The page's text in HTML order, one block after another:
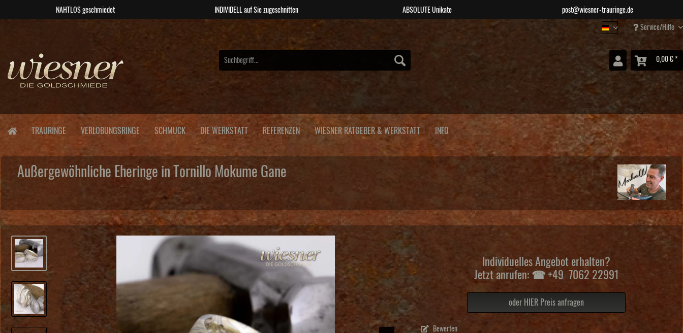
NAHTLOS geschmiedet INDIVIDELL auf Sie zugeschnitten ABSOLUTE Unikate post@wiesner-trauringe.de
Wiesner SchmuckService/Hilfe
0,00 € *
TRAURINGE VERLOBUNGSRINGE SCHMUCK DIE WERKSTATT REFERENZEN WIESNER RATGEBER & WERKSTATT INFO
Außergewöhnliche Eheringe in Tornillo Mokume Gane
Individuelles Angebot erhalten?
Jetzt anrufen: ☎ +49 7062 22991
oder HIER Preis anfragen
Bewerten